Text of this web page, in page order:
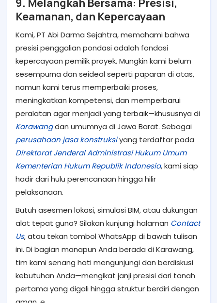
Keamanan, dan Kepercayaan
Kami, PT Abi Darma Sejahtra, memahami bahwa
presisi penggalian pondasi adalah fondasi
kepercayaan pemilik proyek. Mungkin kami belum
sesempurna dan seideal seperti paparan di atas,
namun kami terus memperbaiki proses,
meningkatkan kompetensi, dan memperbarui
peralatan agar menjadi yang terbaik—khususnya di
Karawangdan umumnya di Jawa Barat. Sebagai
perusahaan jasa konstruksiyang terdaftar pada
Direktorat Jenderal Administrasi Hukum Umum
Kementerian Hukum Republik Indonesia, kami siap
hadir dari hulu perencanaan hingga hilir
pelaksanaan.
Butuh asesmen lokasi, simulasi BIM, atau dukungan
alat tepat guna? Silakan kunjungi halaman Contact
Us, atau tekan tombol WhatsApp di bawah tulisan
ini. Di bagian manapun Anda berada di Karawang,
tim kami senang hati mengunjungi dan berdiskusi
kebutuhan Anda—mengikat janji presisi dari tanah
pertama yang digali hingga struktur berdiri dengan